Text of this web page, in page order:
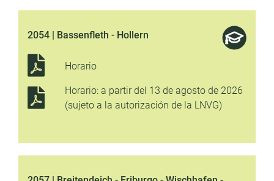
2054 | Bassenfleth - Hollern
Horario
Horario: a partir del 13 de agosto de 2026
(sujeto a la autorización de la LNVG)